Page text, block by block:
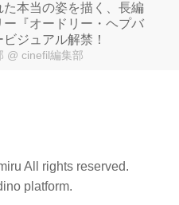
本当の姿を描く、長編
ー『オードリー・ヘプバ
ジュアル解禁！
@ cinefil編集部
All rights reserved.
platform.